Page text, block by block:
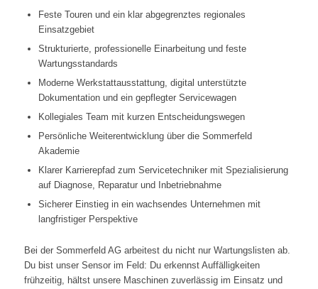
Feste Touren und ein klar abgegrenztes regionales
Einsatzgebiet
Strukturierte, professionelle Einarbeitung und feste
Wartungsstandards
Moderne Werkstattausstattung, digital unterstützte
Dokumentation und ein gepflegter Servicewagen
Kollegiales Team mit kurzen Entscheidungswegen
Persönliche Weiterentwicklung über die Sommerfeld
Akademie
Klarer Karrierepfad zum Servicetechniker mit Spezialisierung
auf Diagnose, Reparatur und Inbetriebnahme
Sicherer Einstieg in ein wachsendes Unternehmen mit
langfristiger Perspektive
Bei der Sommerfeld AG arbeitest du nicht nur Wartungslisten ab.
Du bist unser Sensor im Feld: Du erkennst Auffälligkeiten
frühzeitig, hältst unsere Maschinen zuverlässig im Einsatz und